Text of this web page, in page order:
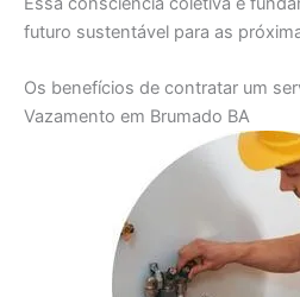
futuro sustentável para as
Os benefícios de contratar um
Vazamento em Brumado BA